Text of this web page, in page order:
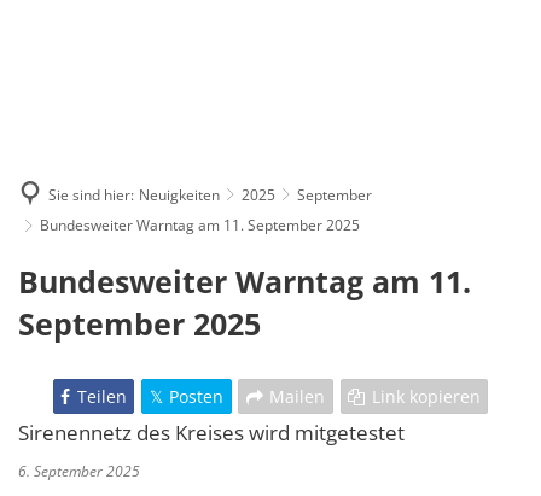
Sie sind hier: Neuigkeiten 2025
September
Bundesweiter Warntag am 11. September 2025
Bundesweiter Warntag am 11.
September 2025
Teilen Posten Mailen Link kopieren
Sirenennetz des Kreises wird mitgetestet
6. September 2025